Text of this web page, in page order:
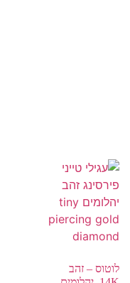
לוטוס – זהב